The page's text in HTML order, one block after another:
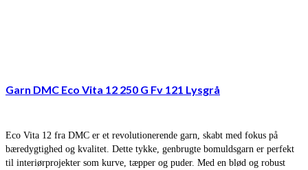
Garn DMC Eco Vita 12 250 G Fv 121 Lysgrå
Eco Vita 12 fra DMC er et revolutionerende garn, skabt med fokus på
bæredygtighed og kvalitet. Dette tykke, genbrugte bomuldsgarn er perfekt
til interiørprojekter som kurve, tæpper og puder. Med en blød og robust